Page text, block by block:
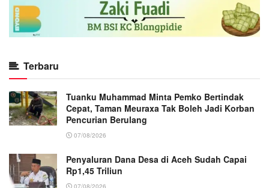
Terbaru
Tuanku Muhammad Minta Pemko Bertindak
Cepat, Taman Meuraxa Tak Boleh Jadi Korban
Pencurian Berulang
07/08/2026
Penyaluran Dana Desa di Aceh Sudah Capai
Rp1,45 Triliun
07/08/2026